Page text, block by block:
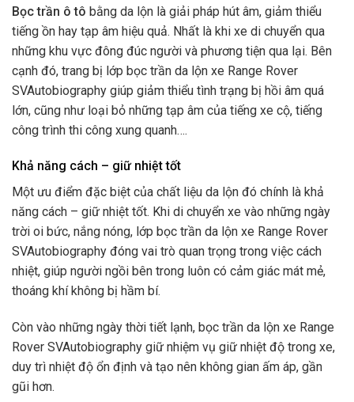
Bọc trần ô tô bằng da lộn là giải pháp hút âm, giảm thiểu
tiếng ồn hay tạp âm hiệu quả. Nhất là khi xe di chuyển qua
những khu vực đông đúc người và phương tiện qua lại. Bên
cạnh đó, trang bị lớp bọc trần da lộn xe Range Rover
SVAutobiography giúp giảm thiểu tình trạng bị hồi âm quá
lớn, cũng như loại bỏ những tạp âm của tiếng xe cộ, tiếng
công trình thi công xung quanh….
Khả năng cách – giữ nhiệt tốt
Một ưu điểm đặc biệt của chất liệu da lộn đó chính là khả
năng cách – giữ nhiệt tốt. Khi di chuyển xe vào những ngày
trời oi bức, nắng nóng, lớp bọc trần da lộn xe Range Rover
SVAutobiography đóng vai trò quan trọng trong việc cách
nhiệt, giúp người ngồi bên trong luôn có cảm giác mát mẻ,
thoáng khí không bị hầm bí.
Còn vào những ngày thời tiết lạnh, bọc trần da lộn xe Range
Rover SVAutobiography giữ nhiệm vụ giữ nhiệt độ trong xe,
duy trì nhiệt độ ổn định và tạo nên không gian ấm áp, gần
gũi hơn.